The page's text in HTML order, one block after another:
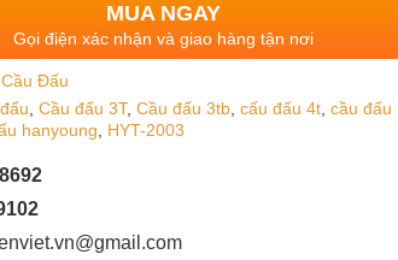
MUA NGAY
Gọi điện xác nhận và giao hàng tận nơi
Cầu Đấu
Cầu đấu 3T, Cầu đấu 3tb, cấu đấu 4t, cầu đấu
hanyoung HYT-2003